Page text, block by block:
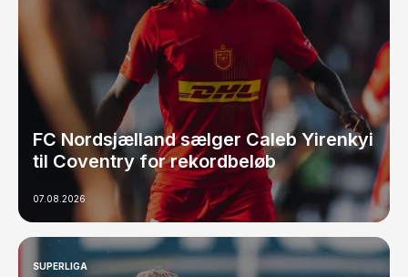
FC Nordsjælland sælger Caleb Yirenkyi
til Coventry for rekordbeløb
07.08.2026
SUPERLIGA